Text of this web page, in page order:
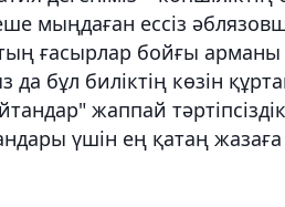
мыңдаған ессіз
ғасырлар бойғы арманы
бұл биліктің көзін
жаппай
үшін ең қатаң